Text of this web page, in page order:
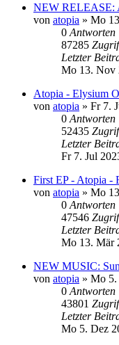
NEW RELEASE:
von atopia » Mo
0 Antworten
87285
Letzter
Mo 13. Nov
Atopia - Elysium
von atopia » Fr 7.
0 Antworten
52435
Letzter
Fr 7. Jul
First EP - Atopia -
von atopia » Mo
0 Antworten
47546
Letzter
Mo 13. Mär
NEW MUSIC:
von atopia » Mo 5.
0 Antworten
43801
Letzter
Mo 5. Dez